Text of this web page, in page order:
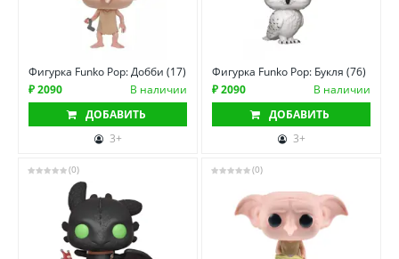
Фигурка Funko Pop: Добби (17)
₽ 2090
В наличии
ДОБАВИТЬ
3+
Фигурка Funko Pop: Букля (76)
₽ 2090
В наличии
ДОБАВИТЬ
3+
(0) (0)